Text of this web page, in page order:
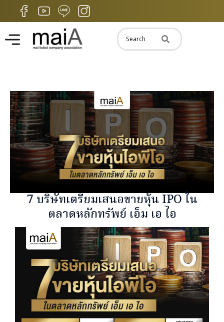
7 บริษัทเตรียมเสนอขายหุ้น IPO ใน
ตลาดหลักทรัพย์ เอ็ม เอ ไอ